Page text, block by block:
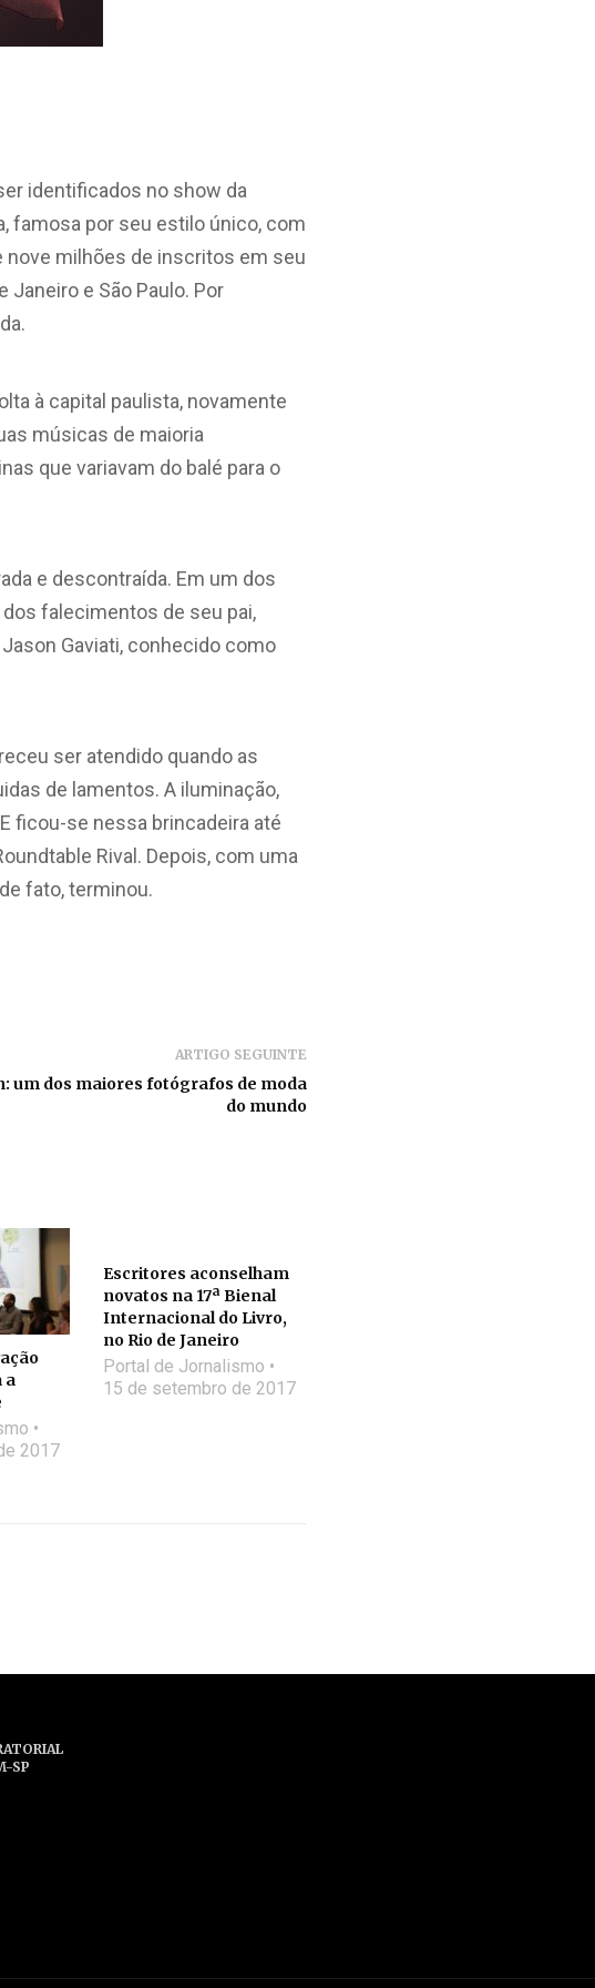
identificados no show da
famosa por seu estilo único, com
milhões de inscritos em seu
Janeiro e São Paulo. Por
à capital paulista, novamente
músicas de maioria
que variavam do balé para o
e descontraída. Em um dos
falecimentos de seu pai,
Gaviati, conhecido como
ser atendido quando as
de lamentos. A iluminação,
ficou-se nessa brincadeira até
Rival. Depois, com uma
fato, terminou.
ARTIGO SEGUINTE
um dos maiores fotógrafos de moda
do mundo
a
2017
Escritores aconselham
novatos na 17ª Bienal
Internacional do Livro,
no Rio de Janeiro
Portal de Jornalismo
15 de setembro de 2017
SP